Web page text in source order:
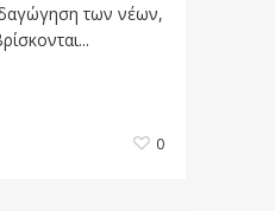
των νέων,
0